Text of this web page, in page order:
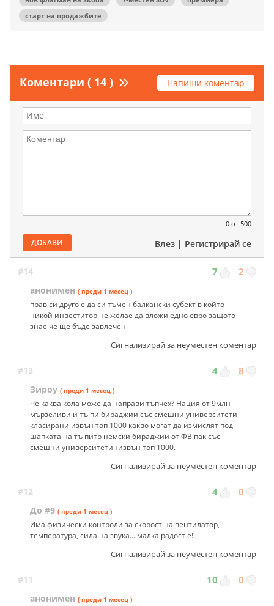
старт на продажбите
Коментари ( 14 ) Напиши коментар
0 от 500
ДОБАВИ Влез | Регистрирай се
#14 7 2
анонимен ( преди 1 месец )
прав си друго е да си тъмен балкански субект в който
никой инвеститор не желае да вложи едно евро защото
знае че ще бъде завлечен
Сигнализирай за неуместен коментар
#13 4 8
Зироу ( преди 1 месец )
Че каква кола може да направи тъпчех? Нация от 9млн
мързеливи и тъ пи бираджии със смешни университети
класирани извън топ 1000 какво могат да измислят под
шапката на тъ питр немски бираджии от ФВ пак със
смешни университетинизвън топ 1000.
Сигнализирай за неуместен коментар
#12 4 0
До #9 ( преди 1 месец )
Има физически контроли за скорост на вентилатор,
температура, сила на звука... малка радост е!
Сигнализирай за неуместен коментар
#11 10 0
анонимен ( преди 1 месец )